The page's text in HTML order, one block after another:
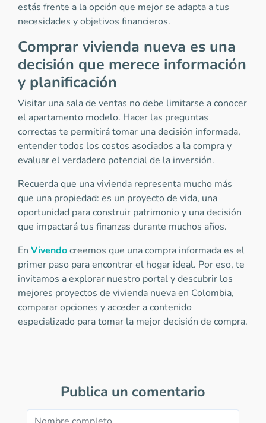
estás frente a la opción que mejor se adapta a tus
necesidades y objetivos financieros.
Comprar vivienda nueva es una
decisión que merece información
y planificación
Visitar una sala de ventas no debe limitarse a conocer
el apartamento modelo. Hacer las preguntas
correctas te permitirá tomar una decisión informada,
entender todos los costos asociados a la compra y
evaluar el verdadero potencial de la inversión.
Recuerda que una vivienda representa mucho más
que una propiedad: es un proyecto de vida, una
oportunidad para construir patrimonio y una decisión
que impactará tus finanzas durante muchos años.
En Vivendocreemos que una compra informada es el
primer paso para encontrar el hogar ideal. Por eso, te
invitamos a explorar nuestro portal y descubrir los
mejores proyectos de vivienda nueva en Colombia,
comparar opciones y acceder a contenido
especializado para tomar la mejor decisión de compra.
Publica un comentario